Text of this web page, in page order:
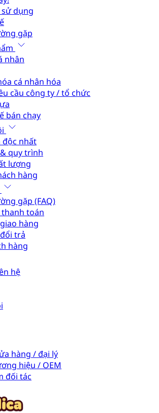
dụng
gặp
nhân
cá nhân hóa
cầu công ty / tổ chức
bán chạy
độc nhất
quy trình
lượng
hàng
gặp (FAQ)
toán
hàng
trả
hàng
hệ
hàng / đại lý
hiệu / OEM
đối tác